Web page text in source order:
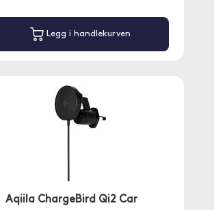
Legg i handlekurven
Aqiila ChargeBird Qi2 Car